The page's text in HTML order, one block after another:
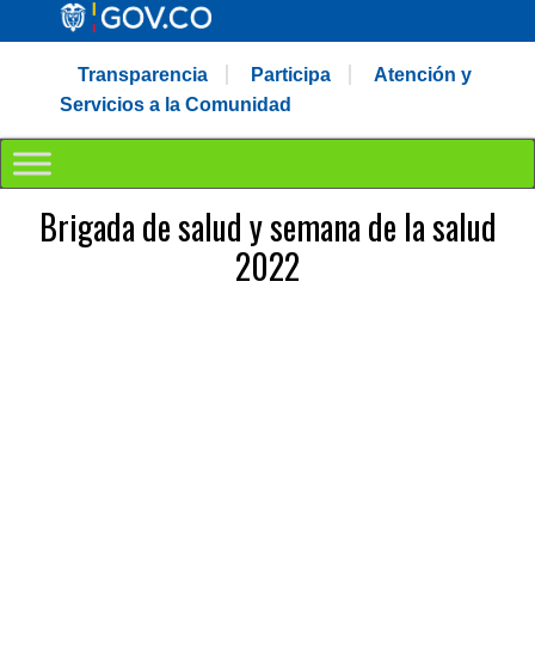
Transparencia Participa
Atención y
Servicios a la Comunidad
Brigada de salud y semana de la salud
2022